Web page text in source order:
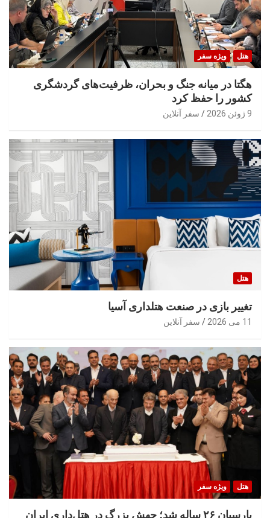
هتل ویژه سفر
هگتا در میانه جنگ و بحران، ظرفیت‌های گردشگری
کشور را حفظ کرد
9 ژوئن 2026 سفر آنلاین
هتل
تغییر بازی در صنعت هتلداری آسیا
11 می 2026 سفر آنلاین
هتل ویژه سفر
پارسیان ۲۶ ساله شد؛ جهش بزرگ در هتل‌داری ایران